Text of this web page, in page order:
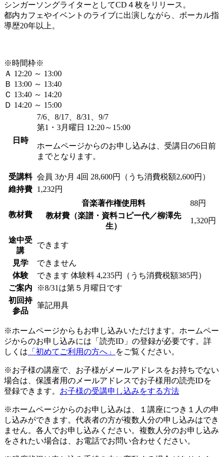
シンガーソングライターとしてCD４枚をリリース。
都内カフェやイベントのライブに出演しながら、ボーカル指
導歴20年以上。
※時間枠※
Ａ 12:20 ～ 13:00
Ｂ 13:00 ～ 13:40
Ｃ 13:40 ～ 14:20
Ｄ 14:20 ～ 15:00
日時
7/6、8/17、8/31、9/7
第1・3月曜日 12:20～15:00
ホームページからのお申し込みは、受講日の6日前
までとなります。
受講料 会員 3か月 4回 28,600円（うち消費税額2,600円）
維持費
1,232円
教材費
音楽著作権使用料
88円
教材費（楽譜・資料コピー代／柳澤先
生）
1,320円
途中受
講
できます
見学
できません
体験
できます 体験料 4,235円（うち消費税額385円）
ご案内
※8/31は第５月曜日です
初回持
参品
筆記用具
※ホームページからもお申し込みいただけます。ホームペー
ジからのお申し込みには「読売ID」の登録が必要です。詳
しくは 「初めてご利用の方へ」 をご覧ください。
※お子様の講座で、お子様がメールアドレスをお持ちでない
場合は、保護者用のメールアドレスでお子様用の読売IDを
登録できます。 お子様の受講申し込みをする方法
※ホームページからのお申し込みは、１講座につき１人の申
し込みができます。代表者の方が複数人分の申し込みはでき
ません。各人でお申し込みください。複数人分のお申し込み
をされたい場合は、お電話でお問い合わせください。